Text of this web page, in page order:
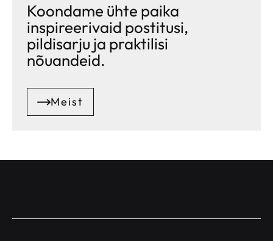
Koondame ühte paika
inspireerivaid postitusi,
pildisarju ja praktilisi
nõuandeid.
Meist